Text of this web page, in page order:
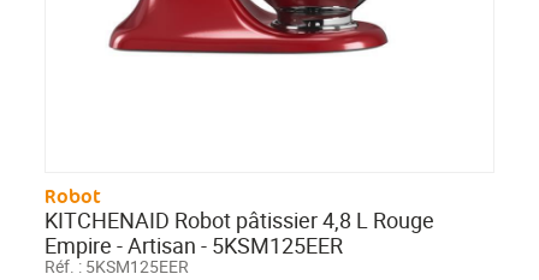
Robot
KITCHENAID Robot pâtissier 4,8 L Rouge
Empire - Artisan - 5KSM125EER
Réf. : 5KSM125EER